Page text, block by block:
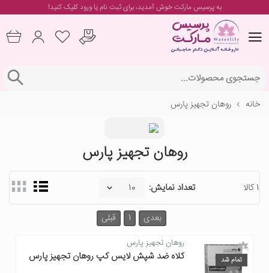
به پرسیس مارکت خوش آمدید، برایثبت نام یا ورودکلیک کنید!
خانه روهان تجهیز پارس
روهان تجهیز پارس
1 کالا تعداد نمایش:
قبلی 1 بعدی
تمام شد
روهان تجهیز پارس
کلاه ضد شپش لایس کپ روهان تجهیز پارس